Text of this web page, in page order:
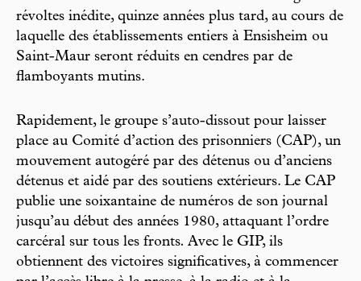
révoltes inédite, quinze années plus tard, au cours de
laquelle des établissements entiers à Ensisheim ou
Saint-Maur seront réduits en cendres par de
flamboyants mutins.
Rapidement, le groupe s’auto-dissout pour laisser
place au Comité d’action des prisonniers (CAP), un
mouvement autogéré par des détenus ou d’anciens
détenus et aidé par des soutiens extérieurs. Le CAP
publie une soixantaine de numéros de son journal
jusqu’au début des années 1980, attaquant l’ordre
carcéral sur tous les fronts. Avec le GIP, ils
obtiennent des victoires significatives, à commencer